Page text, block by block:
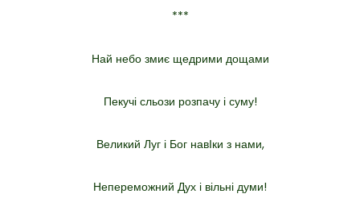
***
Най небо змиє щедрими дощами
Пекучі сльози розпачу і суму!
Великий Луг і Бог навІки з нами,
Непереможний Дух і вільні думи!